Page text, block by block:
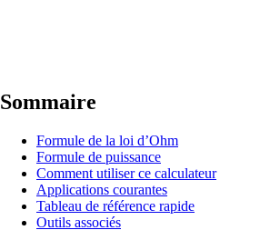
Sommaire
Formule de la loi d’Ohm
Formule de puissance
Comment utiliser ce calculateur
Applications courantes
Tableau de référence rapide
Outils associés